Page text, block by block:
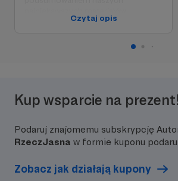
filmowych w tygodniu.
Czytaj opis
Kup wsparcie na prezent!
Podaruj znajomemu subskrypcję
RzeczJasna w formie kuponu
Zobacz jak działają kupony